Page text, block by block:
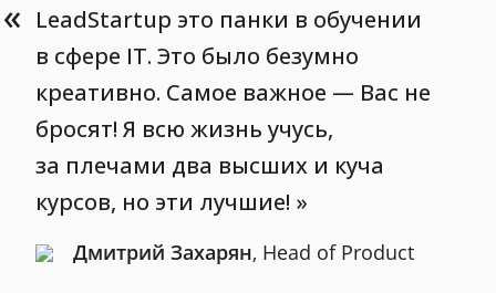
« LeadStartup это панки в обучении
в сфере IT. Это было безумно
креативно. Самое важное — Вас не
бросят! Я всю жизнь учусь,
за плечами два высших и куча
курсов, но эти лучшие!
Дмитрий Захарян, Head of Product